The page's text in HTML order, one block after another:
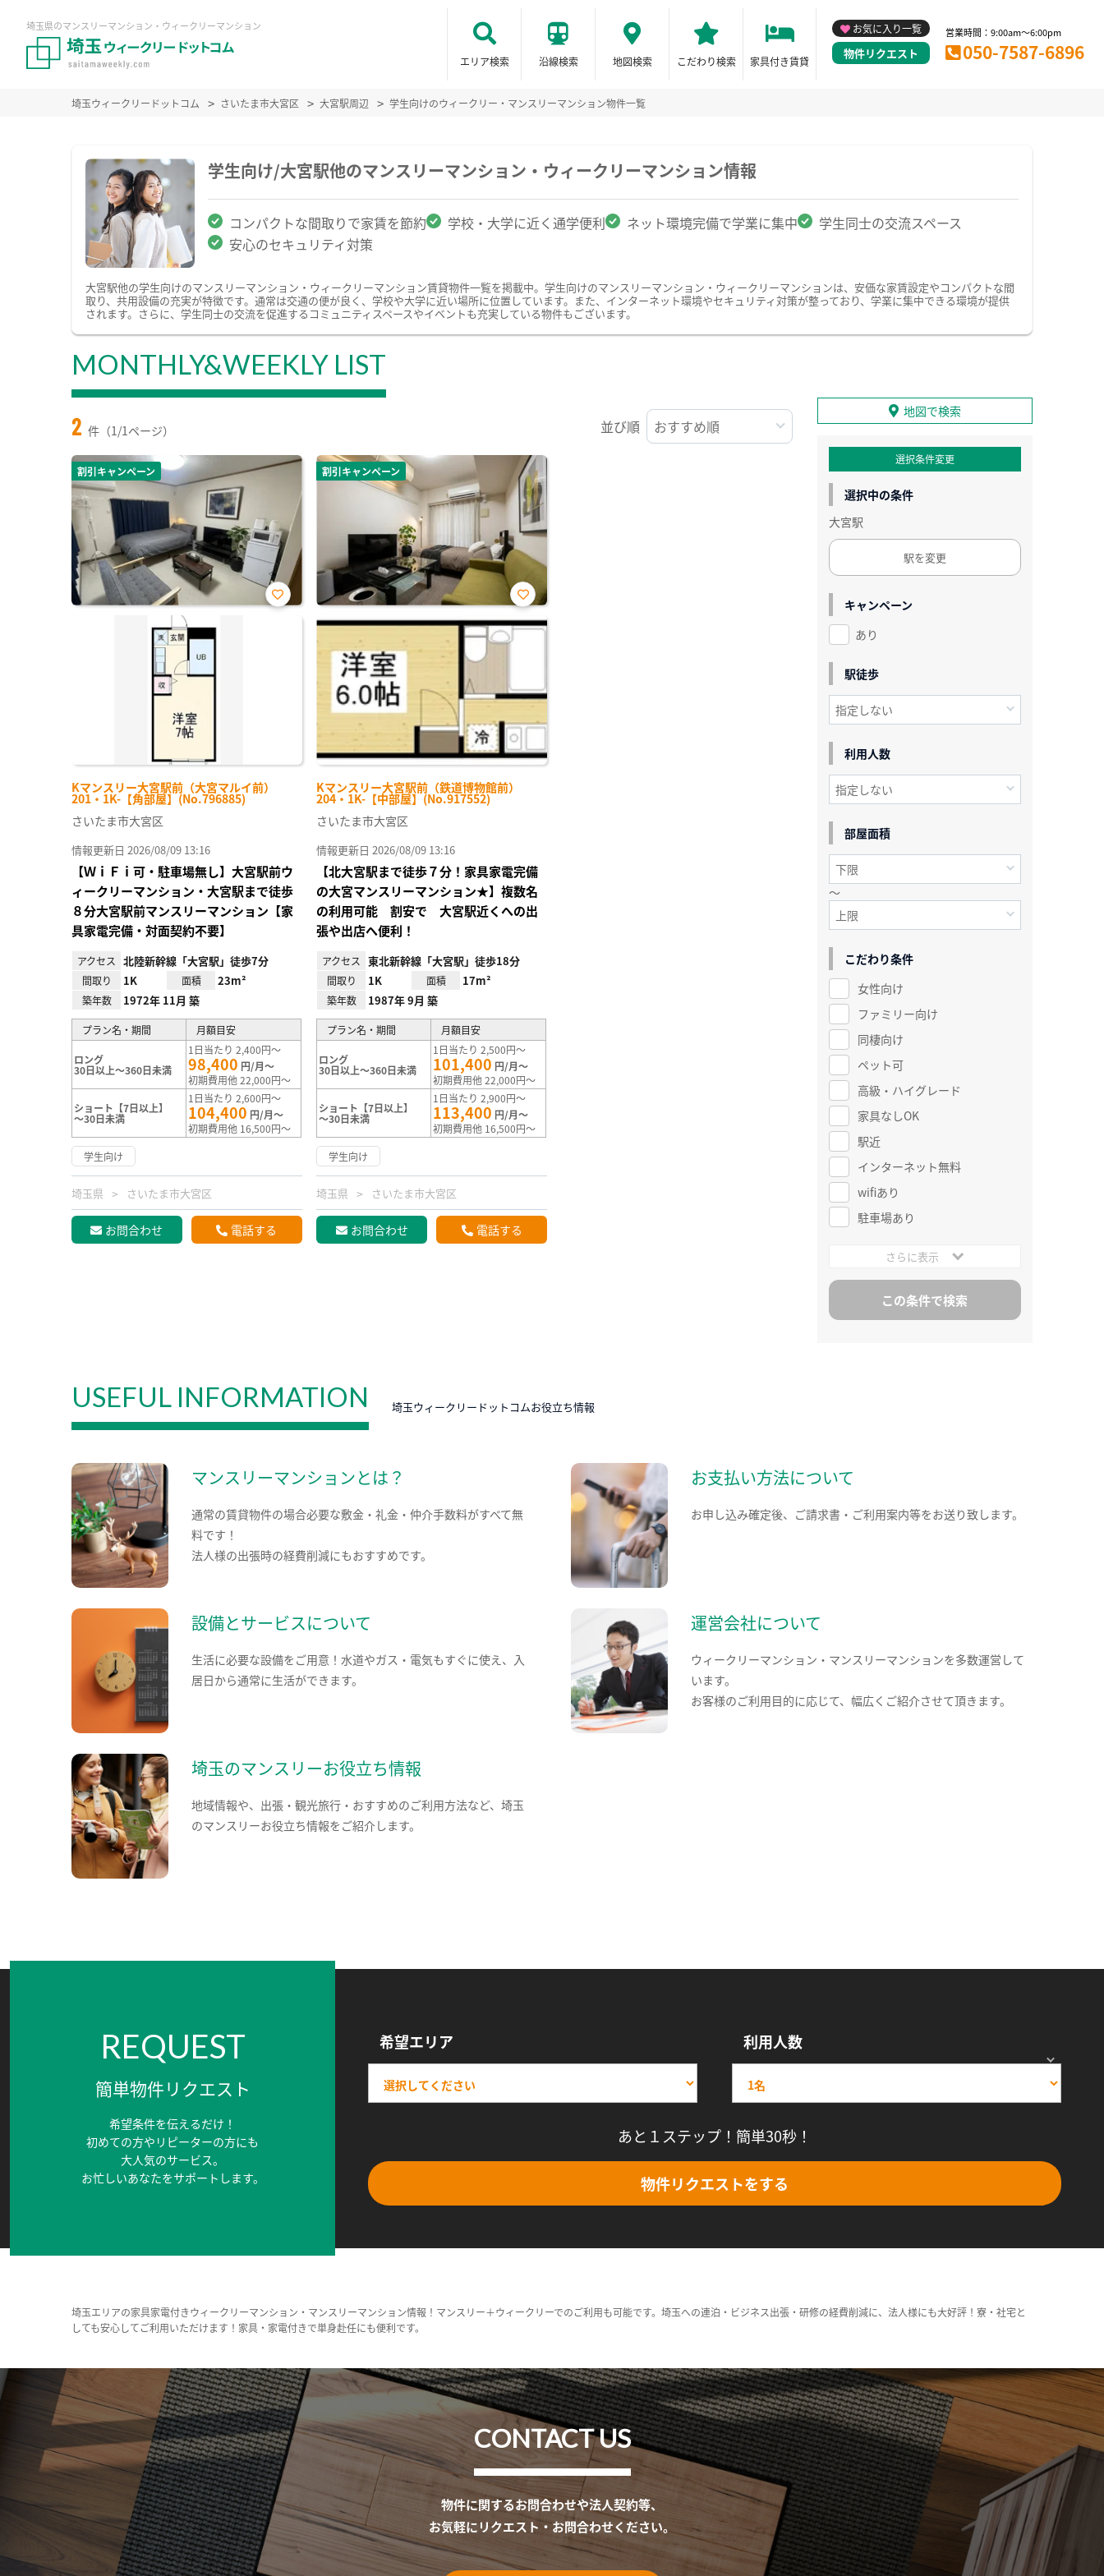
埼玉県のマンスリーマンション・ウィークリーマンション
エリア検索 沿線検索 地図検索 こだわり検索 家具付き賃貸
お気に入り一覧
物件リクエスト
営業時間：9:00am～6:00pm
050-7587-6896
埼玉ウィークリードットコム さいたま市大宮区 大宮駅周辺 学生向けのウィークリー・マンスリーマンション物件一覧
学生向け/大宮駅他のマンスリーマンション・ウィークリーマンション情報
コンパクトな間取りで家賃を節約 学校・大学に近く通学便利 ネット環境完備で学業に集中
学生同士の交流スペース
安心のセキュリティ対策
大宮駅他の学生向けのマンスリーマンション・ウィークリーマンション賃貸物件一覧を掲載中。学生向けのマンスリーマンション・ウィークリーマンションは、安価な家賃設定やコンパクトな間
取り、共用設備の充実が特徴です。通常は交通の便が良く、学校や大学に近い場所に位置しています。また、インターネット環境やセキュリティ対策が整っており、学業に集中できる環境が提供
されます。さらに、学生同士の交流を促進するコミュニティスペースやイベントも充実している物件もございます。
MONTHLY&WEEKLY LIST
2 件（1/1ページ） 並び順
割引キャンペーン
Kマンスリー大宮駅前（大宮マルイ前）
201・1K-【角部屋】(No.796885)
お気
さいたま市大宮区
情報更新日 2026/08/09 13:16
【ＷｉＦｉ可・駐車場無し】大宮駅前ウ
ィークリーマンション・大宮駅まで徒歩
８分大宮駅前マンスリーマンション【家
具家電完備・対面契約不要】
アクセス 北陸新幹線「大宮駅」徒歩7分
間取り 1K 面積 23m²
築年数 1972年 11月 築
プラン名・期間 月額目安
ロング
30日以上～360日未満
1日当たり 2,400円～
98,400 円/月～
初期費用他 22,000円～
ショート【7日以上】
～30日未満
1日当たり 2,600円～
104,400 円/月～
初期費用他 16,500円～
学生向け
埼玉県 さいたま市大宮区
お問合わせ 電話する
割引キャンペーン
Kマンスリー大宮駅前（鉄道博物館前）
204・1K-【中部屋】(No.917552)
お気
に入
り登
さいたま市大宮区
情報更新日 2026/08/09 13:16
【北大宮駅まで徒歩７分！家具家電完備
の大宮マンスリーマンション★】複数名
の利用可能 割安で 大宮駅近くへの出
張や出店へ便利！
アクセス 東北新幹線「大宮駅」徒歩18分
間取り 1K 面積 17m²
築年数 1987年 9月 築
プラン名・期間 月額目安
ロング
30日以上～360日未満
1日当たり 2,500円～
101,400 円/月～
初期費用他 22,000円～
ショート【7日以上】
～30日未満
1日当たり 2,900円～
113,400 円/月～
初期費用他 16,500円～
学生向け
埼玉県 さいたま市大宮区
お問合わせ 電話する
地図で検索
選択条件変更
選択中の条件
大宮駅
駅を変更
キャンペーン
あり
駅徒歩
利用人数
部屋面積
～
こだわり条件
女性向け
ファミリー向け
同棲向け
ペット可
高級・ハイグレード
家具なしOK
駅近
インターネット無料
wifiあり
駐車場あり
さらに表示
USEFUL INFORMATION 埼玉ウィークリードットコムお役立ち情報
マンスリーマンションとは？
通常の賃貸物件の場合必要な敷金・礼金・仲介手数料がすべて無
料です！
法人様の出張時の経費削減にもおすすめです。
お支払い方法について
お申し込み確定後、ご請求書・ご利用案内等をお送り致します。
設備とサービスについて
生活に必要な設備をご用意！水道やガス・電気もすぐに使え、入
居日から通常に生活ができます。
運営会社について
ウィークリーマンション・マンスリーマンションを多数運営して
います。
お客様のご利用目的に応じて、幅広くご紹介させて頂きます。
埼玉のマンスリーお役立ち情報
地域情報や、出張・観光旅行・おすすめのご利用方法など、埼玉
のマンスリーお役立ち情報をご紹介します。
REQUEST
簡単物件リクエスト
希望条件を伝えるだけ！
初めての方やリピーターの方にも
大人気のサービス。
お忙しいあなたをサポートします。
希望エリア 利用人数
あと１ステップ！簡単30秒！
物件リクエストをする
埼玉エリアの家具家電付きウィークリーマンション・マンスリーマンション情報！マンスリー＋ウィークリーでのご利用も可能です。埼玉への連泊・ビジネス出張・研修の経費削減に、法人様にも大好評！寮・社宅と
しても安心してご利用いただけます！家具・家電付きで単身赴任にも便利です。
CONTACT US
物件に関するお問合わせや法人契約等、
お気軽にリクエスト・お問合わせください。